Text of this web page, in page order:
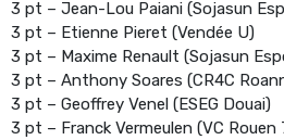
3 pt – Jean-Lou Paiani (Sojasun
3 pt – Etienne Pieret (Vendée U)
3 pt – Maxime Renault (Sojasun
3 pt – Anthony Soares (CR4C
3 pt – Geoffrey Venel (ESEG Douai)
3 pt – Franck Vermeulen (VC Rouen